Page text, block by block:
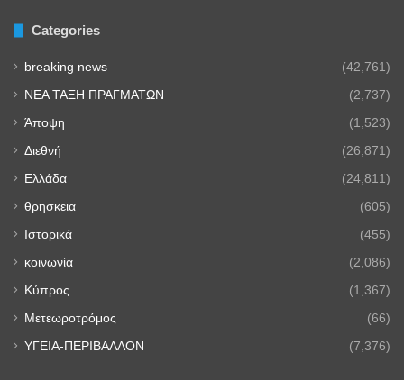
Categories
breaking news (42,761)
NEA TAΞΗ ΠΡΑΓΜΑΤΩΝ (2,737)
Άποψη (1,523)
Διεθνή (26,871)
Ελλάδα (24,811)
θρησκεια (605)
Ιστορικά (455)
κοινωνία (2,086)
Κύπρος (1,367)
Μετεωροτρόμος (66)
ΥΓΕΙΑ-ΠΕΡΙΒΑΛΛΟΝ (7,376)